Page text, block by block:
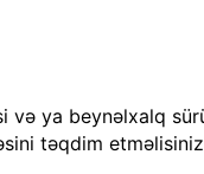
və ya beynəlxalq
təqdim